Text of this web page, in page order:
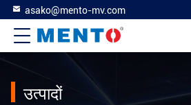
asako@mento-mv.com
उत्पादों